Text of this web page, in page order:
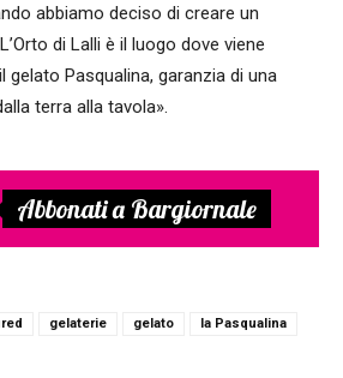
abbiamo deciso di creare un
di Lalli è il luogo dove viene
Pasqualina, garanzia di una
terra alla tavola».
Abbonati a Bargiornale
gelaterie gelato
la Pasqualina